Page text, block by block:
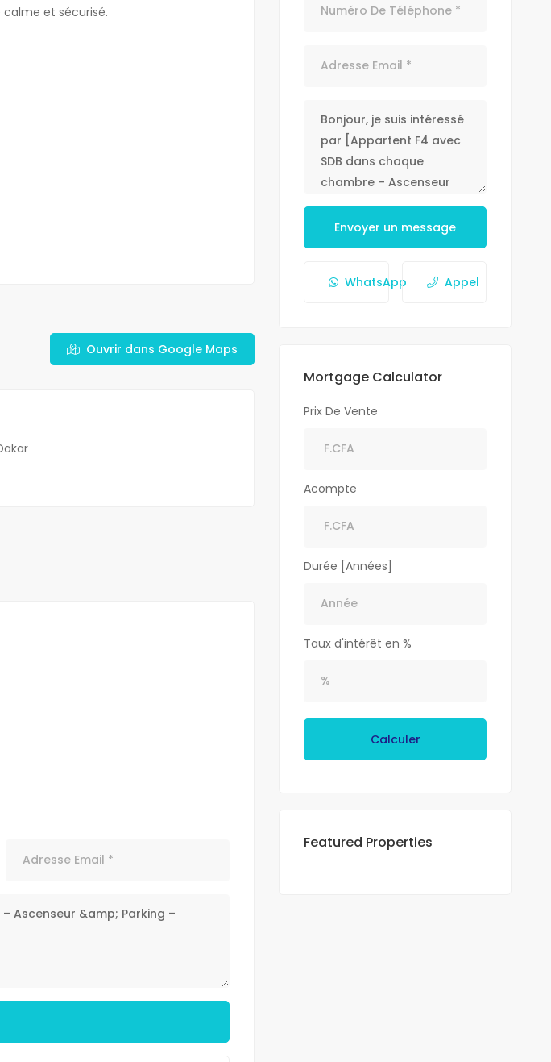
et sécurisé.
Ouvrir dans Google Maps
Envoyer un message
WhatsApp Appel
Mortgage Calculator
Prix De Vente
Acompte
Durée [Années]
Taux d'intérêt en %
Calculer
Featured Properties